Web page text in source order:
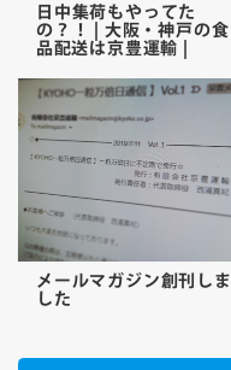
日中集荷もやってた
の？！ | 大阪・神戸の食
品配送は京豊運輸 |
メールマガジン創刊しま
した